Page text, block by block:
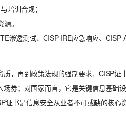
培训合规；
。
渗透测试、CISP-IRE应急响应、CISP-
，再到政策法规的强制要求，CISP
券；对国家而言，它是关键信息基础设
书是信息安全从业者不可或缺的核心资